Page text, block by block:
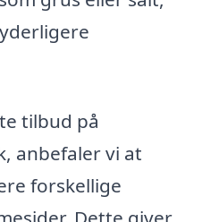
tilbud på
anbefaler vi at
forskellige